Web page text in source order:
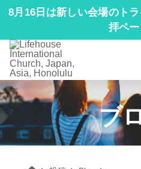
8月16日は新しい会場のト
拝ペ
ブ